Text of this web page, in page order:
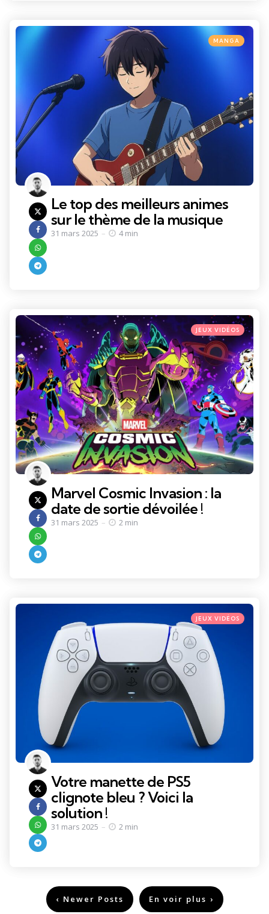
Categories
Posted
in
MANGA
Le top des meilleurs animes
sur le thème de la musique
31 mars 2025 4 min
Categories
Posted
in
JEUX VIDÉOS
Marvel Cosmic Invasion : la
date de sortie dévoilée !
31 mars 2025 2 min
Categories
Posted
in
JEUX VIDÉOS
Votre manette de PS5
clignote bleu ? Voici la
solution !
31 mars 2025 2 min
PaginationNewer Posts En voir plus